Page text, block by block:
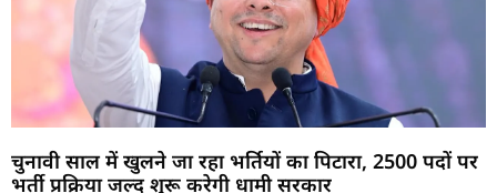
चुनावी साल में खुलने जा रहा भर्तियों का पिटारा, 2500 पदों पर
भर्ती प्रक्रिया जल्द शुरू करेगी धामी सरकार